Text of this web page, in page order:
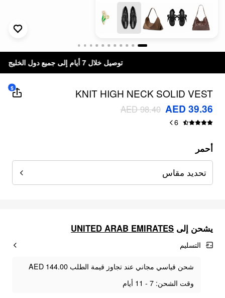
KNIT HIGH NECK SOLID VEST
AED 39.36
AED 98.40
6
$
أحمر
تحديد مقاس
يشحن إلى UNITED ARAB EMIRATES
التسليم
شحن قياسي مجاني عند تجاوز قيمة الطلب AED 144.00
وقت الشحن: 7 - 11 أيام